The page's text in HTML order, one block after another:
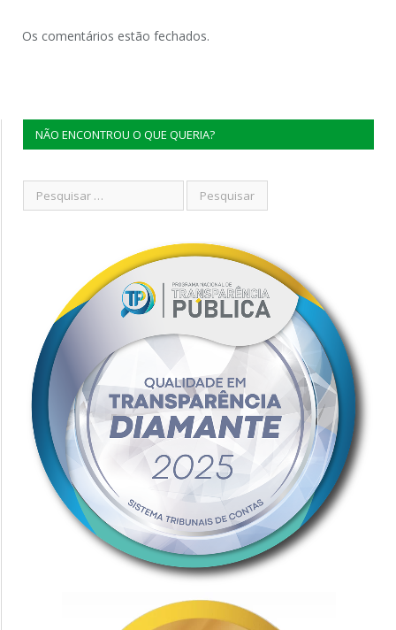
Os comentários estão fechados.
NÃO ENCONTROU O QUE QUERIA?